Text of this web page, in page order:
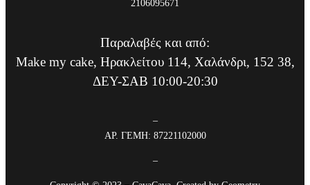
2106095671
Παραλαβές και από:
Make my cake, Ηρακλείτου 114, Χαλάνδρι, 152 38,
ΔΕΥ-ΣΑΒ 10:00-20:30
–
ΑΡ. ΓΕΜΗ: 87221102000
–